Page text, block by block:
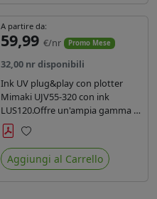
A partire da:
59,99 €/nr Promo Mese
32,00 nr disponibili
Ink UV plug&play con plotter
Mimaki UJV55-320 con ink
LUS120.Offre un'ampia gamma di
colori,una maggiore densità e un
minore ingiallimento rispetto agli
ink Mimaki LUS-120
Preferiti
Aggiungi al Carrello